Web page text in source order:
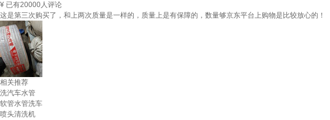
¥ 已有20000人评论
这是第三次购买了，和上两次质量是一样的，质量上是有保障的，数量够京东平台上购物是比较放心的！
相关推荐
洗汽车水管
软管水管洗车
喷头清洗机